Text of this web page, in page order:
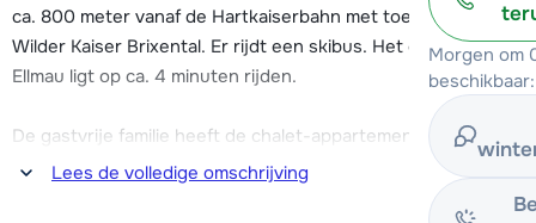
Morgen om
beschikbaar:
ca. 800 meter vanaf de Hartkaiserbahn met toegang tot
Wilder Kaiser Brixental. Er rijdt een skibus. Het centrum van
Ellmau ligt op ca. 4 minuten rijden.
De gastvrije familie heeft de chalet-appartementen gezellig
en met oog voor detail ingericht. Na een dag op de piste kan
je heerlijk ontspannen in de wellnessruimte met o.a. Finse
Lees de volledige omschrijving